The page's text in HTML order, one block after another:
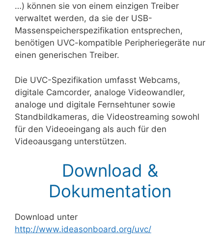
…) können sie von einem einzigen Treiber
verwaltet werden, da sie der USB-
Massenspeicherspezifikation entsprechen,
benötigen UVC-kompatible Peripheriegeräte nur
einen generischen Treiber.
Die UVC-Spezifikation umfasst Webcams,
digitale Camcorder, analoge Videowandler,
analoge und digitale Fernsehtuner sowie
Standbildkameras, die Videostreaming sowohl
für den Videoeingang als auch für den
Videoausgang unterstützen.
Download &
Dokumentation
Download unter
http://www.ideasonboard.org/uvc/